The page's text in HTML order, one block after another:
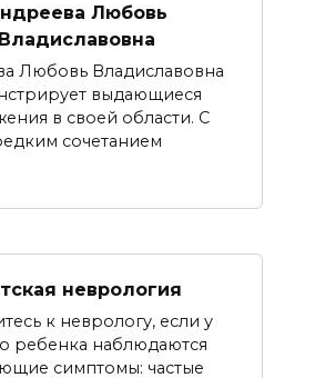
Любовь
Владиславовна
Любовь Владиславовна
выдающиеся
в своей области. С
сочетанием
неврология
к неврологу, если у
ребенка наблюдаются
симптомы: частые